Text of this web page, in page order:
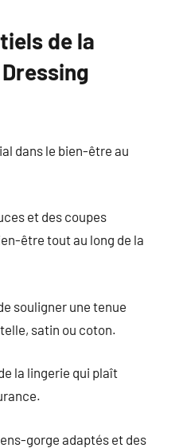
de la
dans le bien-être au
et des coupes
être tout au long de la
souligner une tenue
satin ou coton.
la lingerie qui plaît
gorge adaptés et des